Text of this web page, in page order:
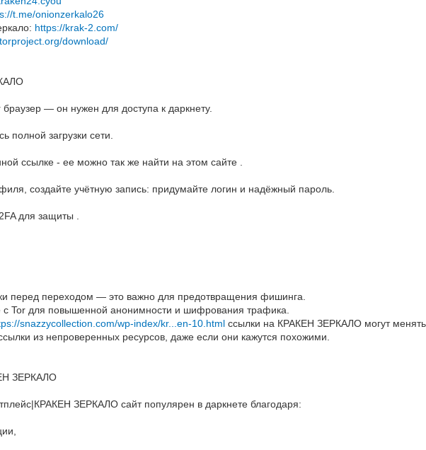
t.me/onionzerkalo26
https://krak-2.com/
download/
— он нужен для доступа к даркнету.
полной загрузки сети.
ссылке - ее можно так же найти на этом сайте .
создайте учётную запись: придумайте логин и надёжный пароль.
для защиты .
перед переходом — это важно для предотвращения фишинга.
с Tor для повышенной анонимности и шифрования трафика.
snazzycollection.com/wp-index/kr...en-10.html ссылки на КРАКЕН ЗЕРКАЛО могут
из непроверенных ресурсов, даже если они кажутся похожими.
ЗЕРКАЛО
ЗЕРКАЛО сайт популярен в даркнете благодаря: